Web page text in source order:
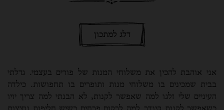
דלג למתכון
אני אוהבת להכין את משלוחי המנות של פורים בעצמי. גדלתי
בבית שמכינים בו משלוחי מנות ותופרים בו תחפושות. כילדה
העיניים שלי זלגו למה שאפשר לקנות, לא הבנתי למה צריך יויו